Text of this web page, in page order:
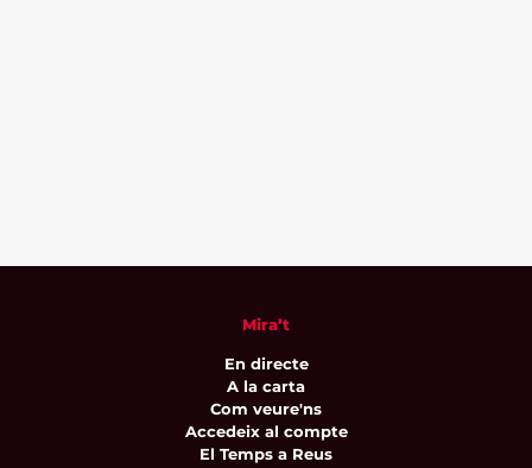
Mira’t
En directe
A la carta
Com veure'ns
Accedeix al compte
El Temps a Reus